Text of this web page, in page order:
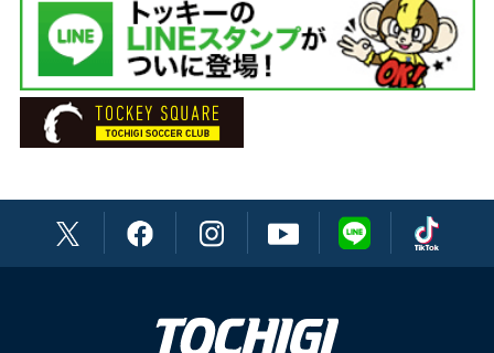
DF 23 福島 隼斗
DF 30 福森 健太
DF 33 ラファエル
DF 40 高嶋 修也
MF 6 大森 渚生
トレーナー 渡辺 貴裕
トレーナー 金子 敦也
通訳 大和田 ブルーノ英男
マネージャー 見城 祐輔
チーフドクター 下田 貢
ドクター 鰺坂 桂